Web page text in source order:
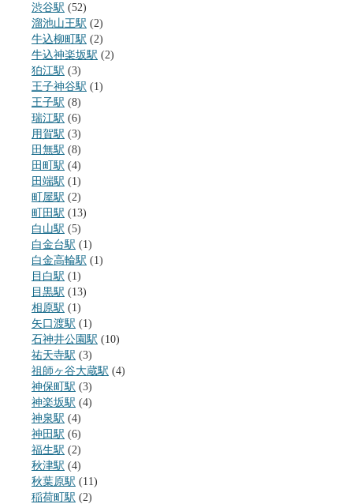
渋谷駅 (52)
溜池山王駅 (2)
牛込柳町駅 (2)
牛込神楽坂駅 (2)
狛江駅 (3)
王子神谷駅 (1)
王子駅 (8)
瑞江駅 (6)
用賀駅 (3)
田無駅 (8)
田町駅 (4)
田端駅 (1)
町屋駅 (2)
町田駅 (13)
白山駅 (5)
白金台駅 (1)
白金高輪駅 (1)
目白駅 (1)
目黒駅 (13)
相原駅 (1)
矢口渡駅 (1)
石神井公園駅 (10)
祐天寺駅 (3)
祖師ヶ谷大蔵駅 (4)
神保町駅 (3)
神楽坂駅 (4)
神泉駅 (4)
神田駅 (6)
福生駅 (2)
秋津駅 (4)
秋葉原駅 (11)
稲荷町駅 (2)